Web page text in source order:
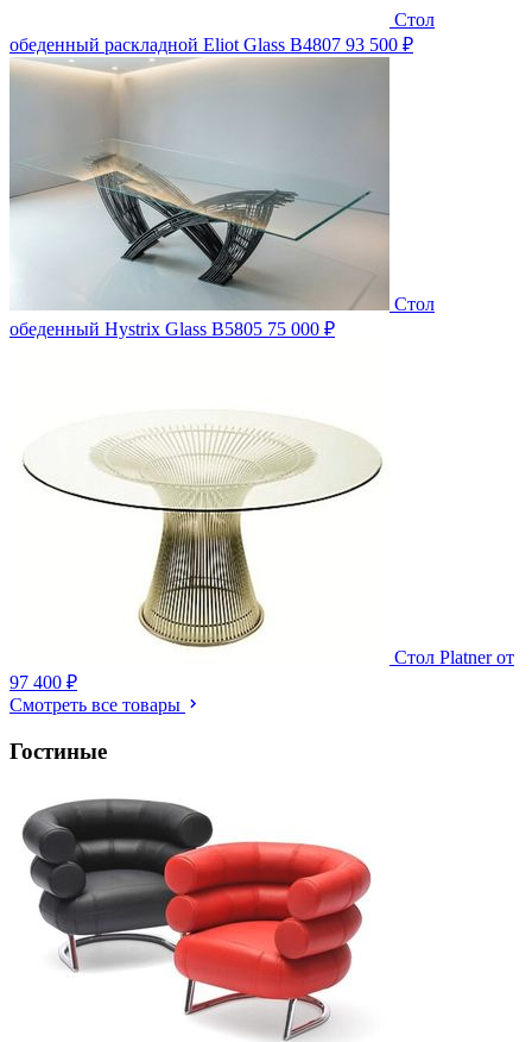
Стол
обеденный раскладной Eliot Glass B4807 93 500 ₽
Стол
обеденный Hystrix Glass B5805 75 000 ₽
Стол Platner от
97 400 ₽
Смотреть все товары
Гостиные